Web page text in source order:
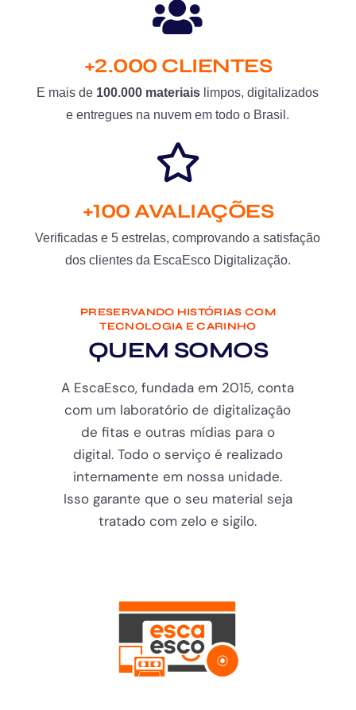
+2.000 CLIENTES
E mais de 100.000 materiais limpos, digitalizados
e entregues na nuvem em todo o Brasil.
+100 AVALIAÇÕES
Verificadas e 5 estrelas, comprovando a satisfação
dos clientes da EscaEsco Digitalização.
PRESERVANDO HISTÓRIAS COM
TECNOLOGIA E CARINHO
QUEM SOMOS
A EscaEsco, fundada em 2015, conta
com um laboratório de digitalização
de fitas e outras mídias para o
digital. Todo o serviço é realizado
internamente em nossa unidade.
Isso garante que o seu material seja
tratado com zelo e sigilo.